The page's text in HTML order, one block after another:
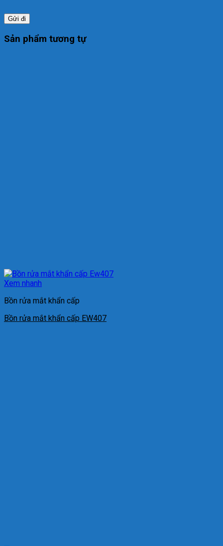
Sản phẩm tương tự
Xem nhanh
Bồn rửa mắt khẩn cấp
Bồn rửa mắt khẩn cấp EW407